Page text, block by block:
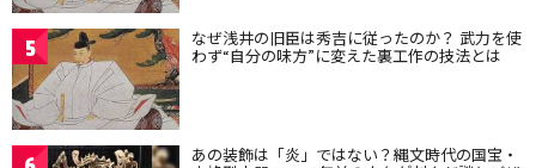
5 なぜ浅井の旧臣は秀吉に従ったのか？ 武力を使
わず“自分の味方”に変えた裏工作の技法とは
あの装飾は「炎」ではない？縄文時代の国宝・